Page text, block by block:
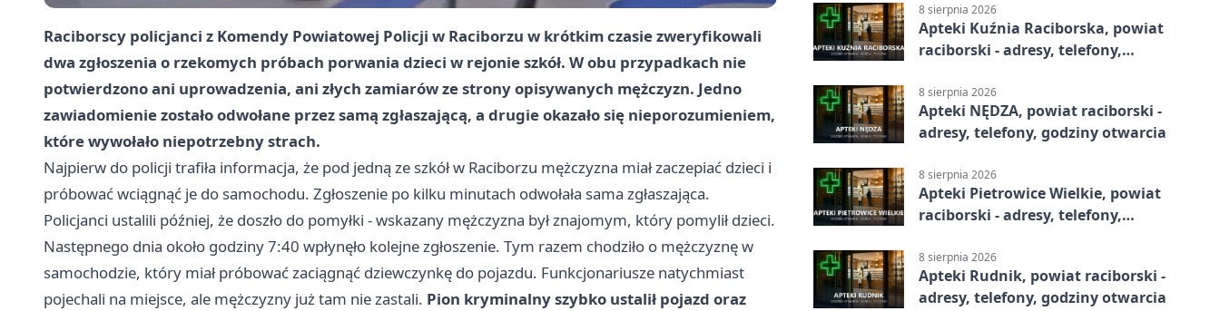
Raciborscy policjanci z Komendy Powiatowej Policji w Raciborzu w krótkim czasie zweryfikowali
dwa zgłoszenia o rzekomych próbach porwania dzieci w rejonie szkół. W obu przypadkach nie
potwierdzono ani uprowadzenia, ani złych zamiarów ze strony opisywanych mężczyzn. Jedno
zawiadomienie zostało odwołane przez samą zgłaszającą, a drugie okazało się nieporozumieniem,
które wywołało niepotrzebny strach.
Najpierw do policji trafiła informacja, że pod jedną ze szkół w Raciborzu mężczyzna miał zaczepiać dzieci i
próbować wciągnąć je do samochodu. Zgłoszenie po kilku minutach odwołała sama zgłaszająca.
Policjanci ustalili później, że doszło do pomyłki - wskazany mężczyzna był znajomym, który pomylił dzieci.
Następnego dnia około godziny 7:40 wpłynęło kolejne zgłoszenie. Tym razem chodziło o mężczyznę w
samochodzie, który miał próbować zaciągnąć dziewczynkę do pojazdu. Funkcjonariusze natychmiast
pojechali na miejsce, ale mężczyzny już tam nie zastali. Pion kryminalny szybko ustalił pojazd oraz
8 sierpnia 2026
Apteki Kuźnia Raciborska, powiat
raciborski - adresy, telefony,
8 sierpnia 2026
Apteki NĘDZA, powiat raciborski -
adresy, telefony, godziny otwarcia
8 sierpnia 2026
Apteki Pietrowice Wielkie, powiat
raciborski - adresy, telefony,
8 sierpnia 2026
Apteki Rudnik, powiat raciborski -
adresy, telefony, godziny otwarcia